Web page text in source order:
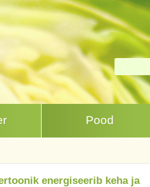
Pood
energiseerib keha ja